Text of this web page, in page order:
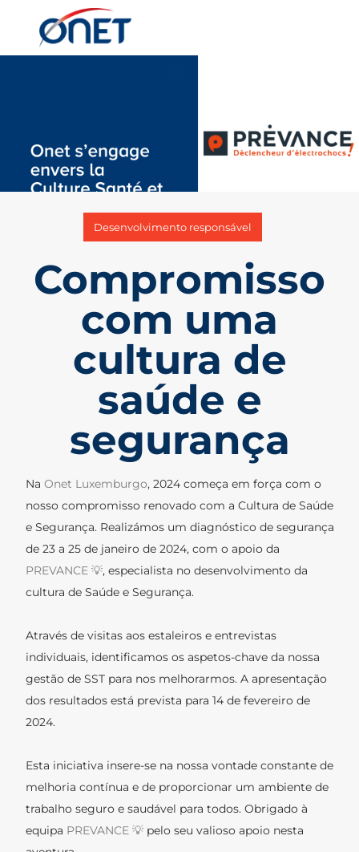
Desenvolvimento responsável
Compromisso
com uma
cultura de
saúde e
segurança
Na Onet Luxemburgo, 2024 começa em força com o
nosso compromisso renovado com a Cultura de Saúde
e Segurança. Realizámos um diagnóstico de segurança
de 23 a 25 de janeiro de 2024, com o apoio da
PREVANCE 💡, especialista no desenvolvimento da
cultura de Saúde e Segurança.
Através de visitas aos estaleiros e entrevistas
individuais, identificamos os aspetos-chave da nossa
gestão de SST para nos melhorarmos. A apresentação
dos resultados está prevista para 14 de fevereiro de
2024.
Esta iniciativa insere-se na nossa vontade constante de
melhoria contínua e de proporcionar um ambiente de
trabalho seguro e saudável para todos. Obrigado à
equipa PREVANCE 💡 pelo seu valioso apoio nesta